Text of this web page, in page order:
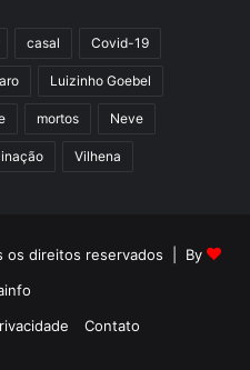
casal Covid-19
Luizinho Goebel
mortos Neve
Vilhena
os direitos reservados | By
Contato